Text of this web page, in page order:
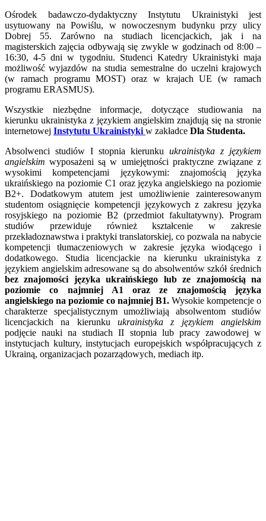
Ośrodek badawczo-dydaktyczny Instytutu Ukrainistyki jest
usytuowany na Powiślu, w nowoczesnym budynku przy ulicy
Dobrej 55. Zarówno na studiach licencjackich, jak i na
magisterskich zajęcia odbywają się zwykle w godzinach od 8:00 –
16:30, 4-5 dni w tygodniu. Studenci Katedry Ukrainistyki maja
możliwość wyjazdów na studia semestralne do uczelni krajowych
(w ramach programu MOST) oraz w krajach UE (w ramach
programu ERASMUS).
Wszystkie niezbędne informacje, dotyczące studiowania na
kierunku ukrainistyka z językiem angielskim znajdują się na stronie
internetowej Instytutu Ukrainistyki w zakładce Dla Studenta.
Absolwenci studiów I stopnia kierunku ukrainistyka z językiem
angielskimwyposażeni są w umiejętności praktyczne związane z
wysokimi kompetencjami językowymi: znajomością języka
ukraińskiego na poziomie C1 oraz języka angielskiego na poziomie
B2+. Dodatkowym atutem jest umożliwienie zainteresowanym
studentom osiągnięcie kompetencji językowych z zakresu języka
rosyjskiego na poziomie B2 (przedmiot fakultatywny). Program
studiów przewiduje również kształcenie w zakresie
przekładoznawstwa i praktyki translatorskiej, co pozwala na nabycie
kompetencji tłumaczeniowych w zakresie języka wiodącego i
dodatkowego. Studia licencjackie na kierunku ukrainistyka z
językiem angielskim adresowane są do absolwentów szkół średnich
bez znajomości języka ukraińskiego lub ze znajomością na
poziomie co najmniej A1 oraz ze znajomością języka
angielskiego na poziomie co najmniej B1. Wysokie kompetencje o
charakterze specjalistycznym umożliwiają absolwentom studiów
licencjackich na kierunku ukrainistyka z językiem angielskim
podjęcie nauki na studiach II stopnia lub pracy zawodowej w
instytucjach kultury, instytucjach europejskich współpracujących z
Ukrainą, organizacjach pozarządowych, mediach itp.